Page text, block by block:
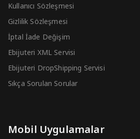
Kullanıcı Sözleşmesi
Gizlilik Sözleşmesi
İptal İade Değişim
Ebijuteri XML Servisi
Ebijuteri DropShipping Servisi
Sıkça Sorulan Sorular
Mobil Uygulamalar